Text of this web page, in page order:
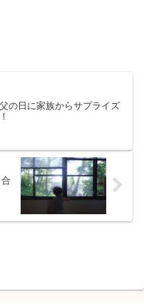
の日に家族からサプライズ